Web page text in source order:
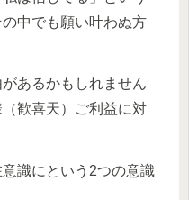
中でも願い叶わぬ方
あるかもしれません
歓喜天）ご利益に対
識にという2つの意識